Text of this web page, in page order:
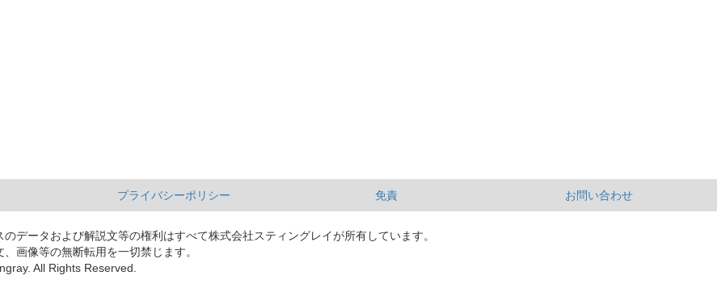
プライバシーポリシー 免責 お問い合わせ
のデータおよび解説文等の権利はすべて株式会社スティングレイが所有しています。
画像等の無断転用を一切禁じます。
All Rights Reserved.